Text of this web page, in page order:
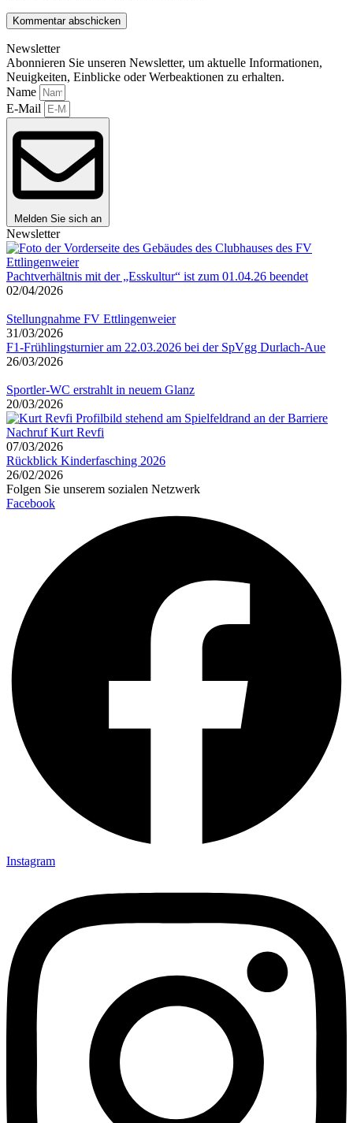
Newsletter
Abonnieren Sie unseren Newsletter, um aktuelle Informationen,
Neuigkeiten, Einblicke oder Werbeaktionen zu erhalten.
Name
E-Mail
Melden Sie sich an
Newsletter
Pachtverhältnis mit der „Esskultur“ ist zum 01.04.26 beendet
02/04/2026
Stellungnahme FV Ettlingenweier
31/03/2026
F1-Frühlingsturnier am 22.03.2026 bei der SpVgg Durlach-Aue
26/03/2026
Sportler-WC erstrahlt in neuem Glanz
20/03/2026
Nachruf Kurt Revfi
07/03/2026
Rückblick Kinderfasching 2026
26/02/2026
Folgen Sie unserem sozialen Netzwerk
Facebook
Instagram